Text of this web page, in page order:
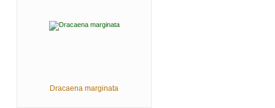
Dracaena marginata